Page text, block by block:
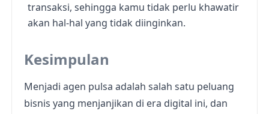
transaksi, sehingga kamu tidak perlu khawatir
akan hal-hal yang tidak diinginkan.
Kesimpulan
Menjadi agen pulsa adalah salah satu peluang
bisnis yang menjanjikan di era digital ini, dan